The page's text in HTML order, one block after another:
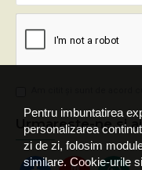
Pentru imbuntatirea
personalizarea
zi de zi, folosim
similare. Cookie-urile
Urmareste-ne si